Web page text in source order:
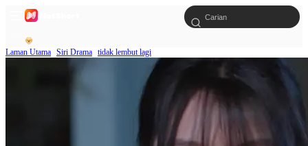
Laman Utama Siri Drama tidak lembut lagi